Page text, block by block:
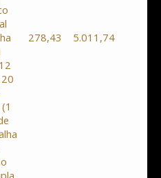
278,43 5.011,74